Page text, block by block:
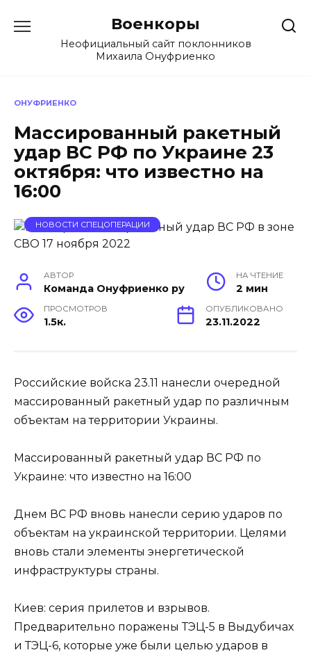
содержанию
Военкоры
Неофициальный сайт поклонников
Михаила Онуфриенко
ОНУФРИЕНКО
Массированный ракетный
удар ВС РФ по Украине 23
октября: что известно на
16:00
НОВОСТИ СПЕЦОПЕРАЦИИ
АВТОР
Команда Онуфриенко ру
НА ЧТЕНИЕ
2 мин
ПРОСМОТРОВ
1.5к.
ОПУБЛИКОВАНО
23.11.2022
Российские войска 23.11 нанесли очередной
массированный ракетный удар по различным
объектам на территории Украины.
Массированный ракетный удар ВС РФ по
Украине: что известно на 16:00
Днем ВС РФ вновь нанесли серию ударов по
объектам на украинской территории. Целями
вновь стали элементы энергетической
инфраструктуры страны.
Киев: серия прилетов и взрывов.
Предварительно поражены ТЭЦ-5 в Выдубичах
и ТЭЦ-6, которые уже были целью ударов в